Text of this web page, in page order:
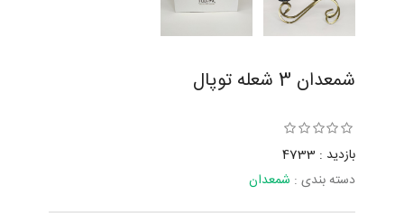
شمعدان 3 شعله توپال
بازدید : 4733
دسته بندی : شمعدان